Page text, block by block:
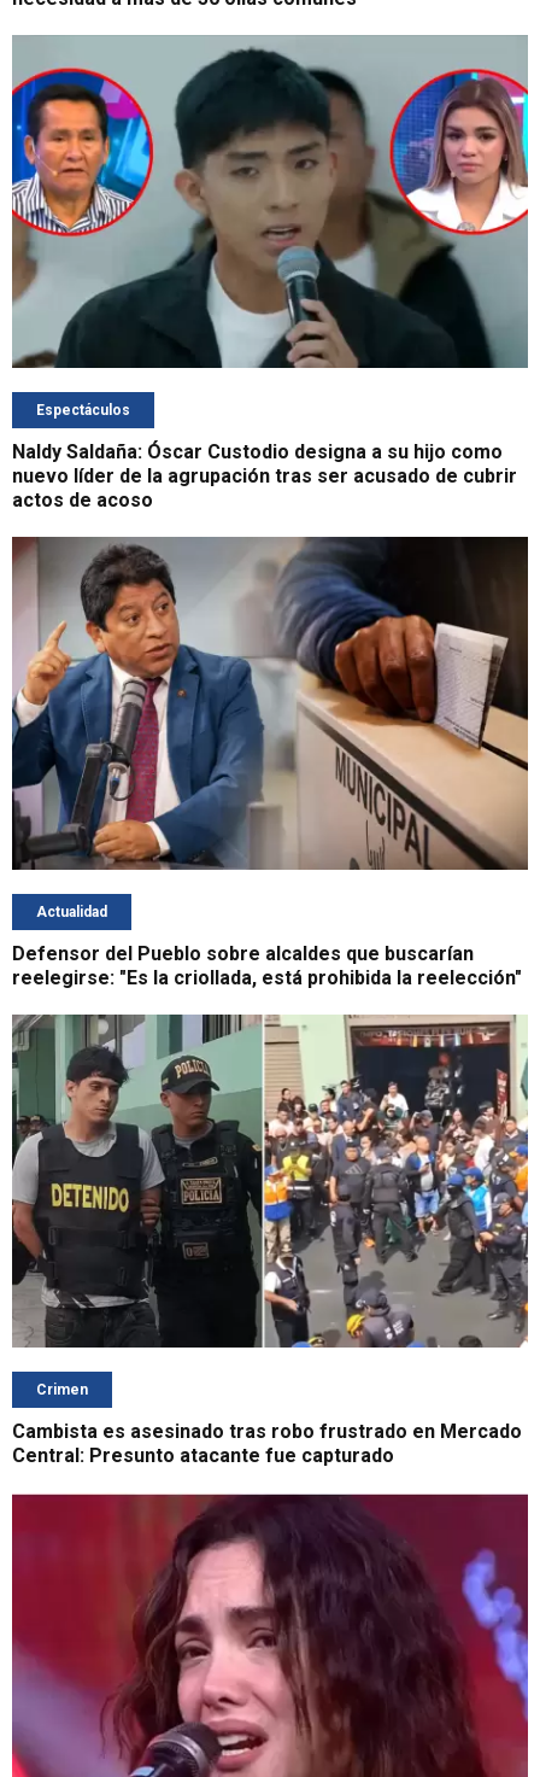
Espectáculos
Naldy Saldaña: Óscar Custodio designa a su hijo como
nuevo líder de la agrupación tras ser acusado de cubrir
actos de acoso
Actualidad
Defensor del Pueblo sobre alcaldes que buscarían
reelegirse: "Es la criollada, está prohibida la reelección"
Crimen
Cambista es asesinado tras robo frustrado en Mercado
Central: Presunto atacante fue capturado